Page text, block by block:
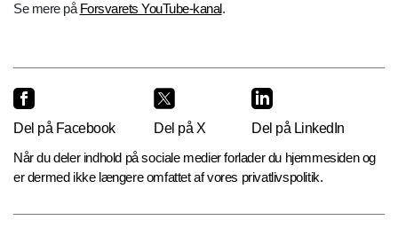
Se mere på Forsvarets YouTube-kanal.
Del på Facebook Del på X
Del på LinkedIn
Når du deler indhold på sociale medier forlader du hjemmesiden og
er dermed ikke længere omfattet af vores privatlivspolitik.